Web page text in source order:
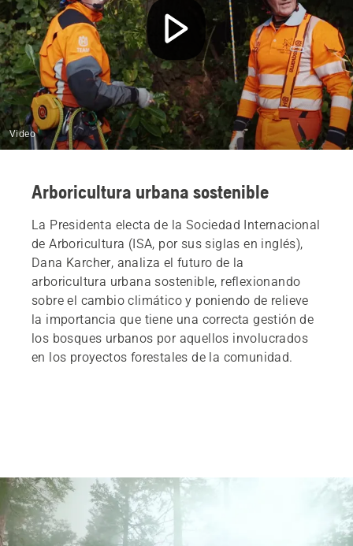
Video
Arboricultura urbana sostenible
La Presidenta electa de la Sociedad Internacional
de Arboricultura (ISA, por sus siglas en inglés),
Dana Karcher, analiza el futuro de la
arboricultura urbana sostenible, reflexionando
sobre el cambio climático y poniendo de relieve
la importancia que tiene una correcta gestión de
los bosques urbanos por aquellos involucrados
en los proyectos forestales de la comunidad.